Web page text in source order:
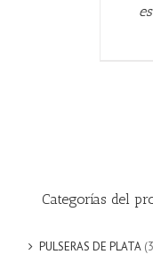
Categorías del
PULSERAS DE PLATA